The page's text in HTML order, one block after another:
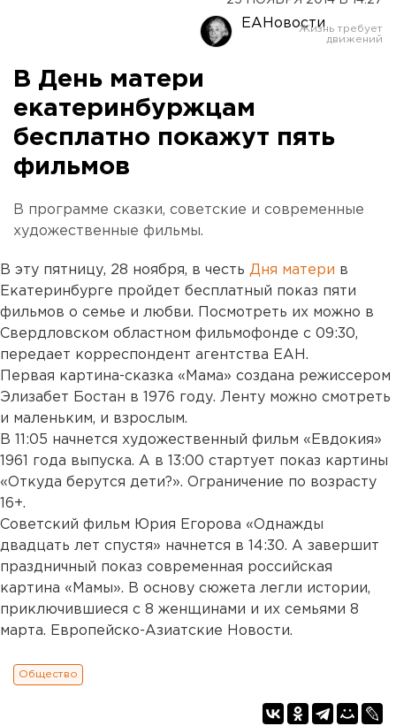
ЕАНовости
В День матери
екатеринбуржцам
бесплатно покажут пять
фильмов
В программе сказки, советские и современные
художественные фильмы.
В эту пятницу, 28 ноября, в честь Дня матери в
Екатеринбурге пройдет бесплатный показ пяти
фильмов о семье и любви. Посмотреть их можно в
Свердловском областном фильмофонде с 09:30,
передает корреспондент агентства ЕАН.
Первая картина-сказка «Мама» создана режиссером
Элизабет Бостан в 1976 году. Ленту можно смотреть
и маленьким, и взрослым.
В 11:05 начнется художественный фильм «Евдокия»
1961 года выпуска. А в 13:00 стартует показ картины
«Откуда берутся дети?». Ограничение по возрасту
16+.
Советский фильм Юрия Егорова «Однажды
двадцать лет спустя» начнется в 14:30. А завершит
праздничный показ современная российская
картина «Мамы». В основу сюжета легли истории,
приключившиеся с 8 женщинами и их семьями 8
марта. Европейско-Азиатские Новости.
Общество